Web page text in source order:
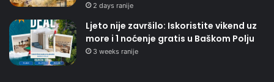
2 days ranije
Ljeto nije završilo: Iskoristite vikend uz
more i 1 noćenje gratis u Baškom Polju
3 weeks ranije